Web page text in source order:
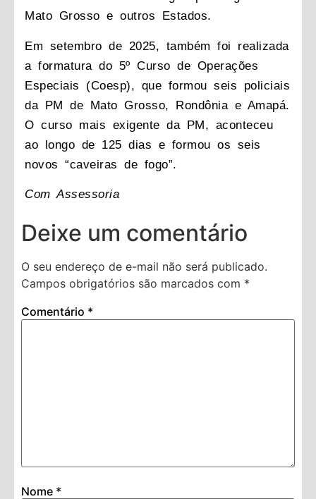
Mato Grosso e outros Estados.
Em setembro de 2025, também foi realizada
a formatura do 5º Curso de Operações
Especiais (Coesp), que formou seis policiais
da PM de Mato Grosso, Rondônia e Amapá.
O curso mais exigente da PM, aconteceu
ao longo de 125 dias e formou os seis
novos “caveiras de fogo”.
Com Assessoria
Deixe um comentário
O seu endereço de e-mail não será publicado.
Campos obrigatórios são marcados com *
Comentário *
Nome *